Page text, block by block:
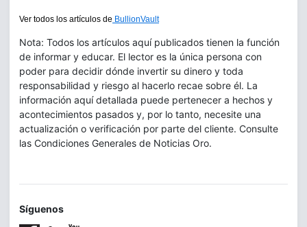
Ver todos los artículos de BullionVault
Nota: Todos los artículos aquí publicados tienen la función
de informar y educar. El lector es la única persona con
poder para decidir dónde invertir su dinero y toda
responsabilidad y riesgo al hacerlo recae sobre él. La
información aquí detallada puede pertenecer a hechos y
acontecimientos pasados y, por lo tanto, necesite una
actualización o verificación por parte del cliente. Consulte
las Condiciones Generales de Noticias Oro.
Síguenos